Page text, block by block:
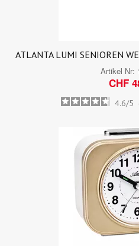
ATLANTA LUMI SENIOREN
Artikel Nr:
CHF
4.6/5